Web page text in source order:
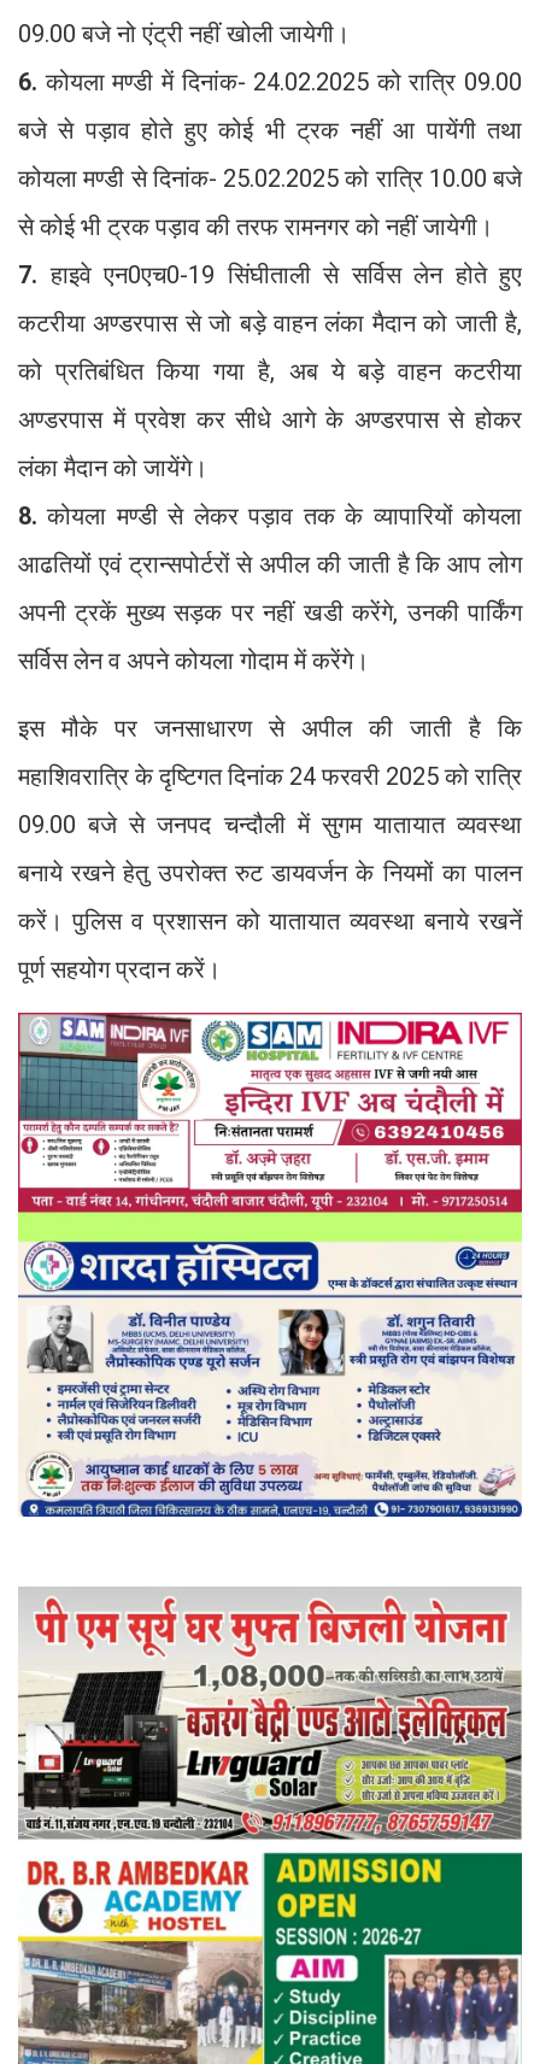
09.00 बजे नो एंट्री नहीं खोली जायेगी।
6. कोयला मण्डी में दिनांक- 24.02.2025 को रात्रि 09.00
बजे से पड़ाव होते हुए कोई भी ट्रक नहीं आ पायेंगी तथा
कोयला मण्डी से दिनांक- 25.02.2025 को रात्रि 10.00 बजे
से कोई भी ट्रक पड़ाव की तरफ रामनगर को नहीं जायेगी।
7. हाइवे एन0एच0-19 सिंघीताली से सर्विस लेन होते हुए
कटरीया अण्डरपास से जो बड़े वाहन लंका मैदान को जाती है,
को प्रतिबंधित किया गया है, अब ये बड़े वाहन कटरीया
अण्डरपास में प्रवेश कर सीधे आगे के अण्डरपास से होकर
लंका मैदान को जायेंगे।
8. कोयला मण्डी से लेकर पड़ाव तक के व्यापारियों कोयला
आढतियों एवं ट्रान्सपोर्टरों से अपील की जाती है कि आप लोग
अपनी ट्रकें मुख्य सड़क पर नहीं खडी करेंगे, उनकी पार्किंग
सर्विस लेन व अपने कोयला गोदाम में करेंगे।
इस मौके पर जनसाधारण से अपील की जाती है कि
महाशिवरात्रि के दृष्टिगत दिनांक 24 फरवरी 2025 को रात्रि
09.00 बजे से जनपद चन्दौली में सुगम यातायात व्यवस्था
बनाये रखने हेतु उपरोक्त रुट डायवर्जन के नियमों का पालन
करें। पुलिस व प्रशासन को यातायात व्यवस्था बनाये रखनें
पूर्ण सहयोग प्रदान करें।